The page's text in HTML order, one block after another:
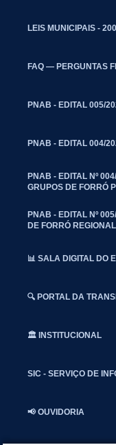
LEIS MUNICIPAIS -
FAQ — PERGUNTAS
PNAB - EDITAL 005/
PNAB - EDITAL 004/
PNAB - EDITAL Nº
GRUPOS DE FORRÓ
PNAB - EDITAL Nº
DE FORRÓ REGIONAL
📊 SALA DIGITAL DO
🔍 PORTAL DA
🏛️ INSTITUCIONAL
SIC - SERVIÇO DE
📢 OUVIDORIA